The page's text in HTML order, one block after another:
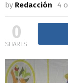
by Redacción 4
0
SHARES